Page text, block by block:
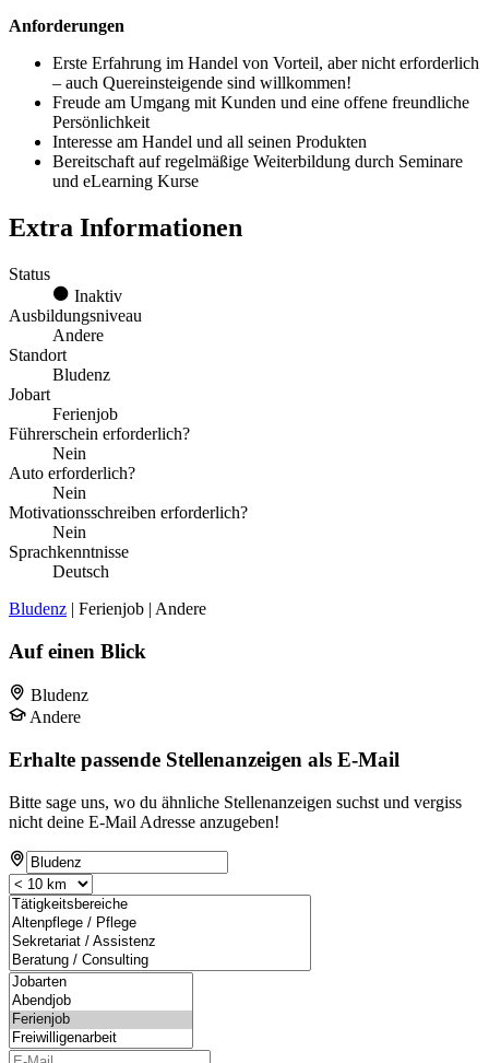
Anforderungen
Erste Erfahrung im Handel von Vorteil, aber nicht erforderlich
– auch Quereinsteigende sind willkommen!
Freude am Umgang mit Kunden und eine offene freundliche
Persönlichkeit
Interesse am Handel und all seinen Produkten
Bereitschaft auf regelmäßige Weiterbildung durch Seminare
und eLearning Kurse
Extra Informationen
Status
Inaktiv
Ausbildungsniveau
Andere
Standort
Bludenz
Jobart
Ferienjob
Führerschein erforderlich?
Nein
Auto erforderlich?
Nein
Motivationsschreiben erforderlich?
Nein
Sprachkenntnisse
Deutsch
Bludenz | Ferienjob | Andere
Auf einen Blick
Bludenz
Andere
Erhalte passende Stellenanzeigen als E-Mail
Bitte sage uns, wo du ähnliche Stellenanzeigen suchst und vergiss
nicht deine E-Mail Adresse anzugeben!